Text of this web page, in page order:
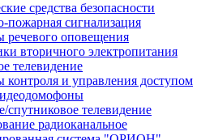
средства безопасности
пожарная сигнализация
речевого оповещения
вторичного электропитания
телевидение
контроля и управления доступом
спутниковое телевидение
радиоканальное